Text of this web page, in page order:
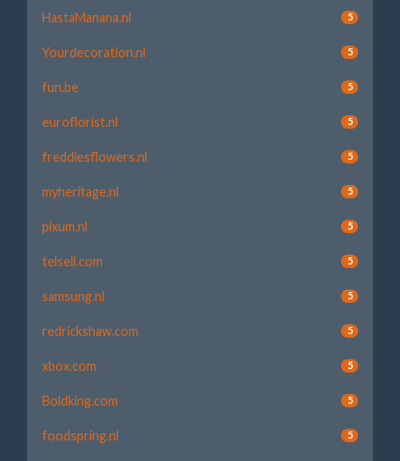
HastaManana.nl 5
Yourdecoration.nl 5
fun.be 5
euroflorist.nl 5
freddiesflowers.nl 5
myheritage.nl 5
pixum.nl 5
telsell.com 5
samsung.nl 5
redrickshaw.com 5
xbox.com 5
Boldking.com 5
foodspring.nl 5